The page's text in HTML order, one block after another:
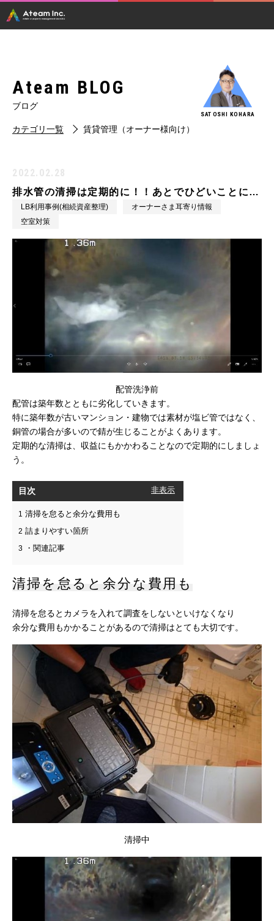
Ateam BLOG
ブログ
カテゴリ一覧 賃貸管理（オーナー様向け）
排水管の清掃は定期的に！！あとでひどいことに…
SATOSHI KOHARA
LB利用事例(相続資産整理)
オーナーさま耳寄り情報
空室対策
配管洗浄前
配管は築年数とともに劣化していきます。
特に築年数が古いマンション・建物では素材が塩ビ管ではなく、
銅管の場合が多いので錆が生じることがよくあります。
定期的な清掃は、収益にもかかわることなので定期的にしましょ
う。
目次 非表示
1 清掃を怠ると余分な費用も
2 詰まりやすい箇所
3 ・関連記事
清掃を怠ると余分な費用も
清掃を怠るとカメラを入れて調査をしないといけなくなり
余分な費用もかかることがあるので清掃はとても大切です。
清掃中